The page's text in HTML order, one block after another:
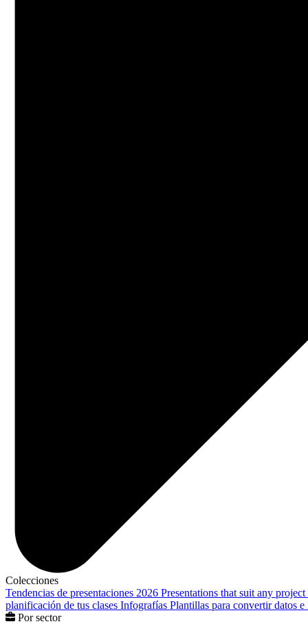
Colecciones
Tendencias de presentaciones 2026 Presentations that suit any project
planificación de tus clases Infografías Plantillas para convertir datos
Por sector